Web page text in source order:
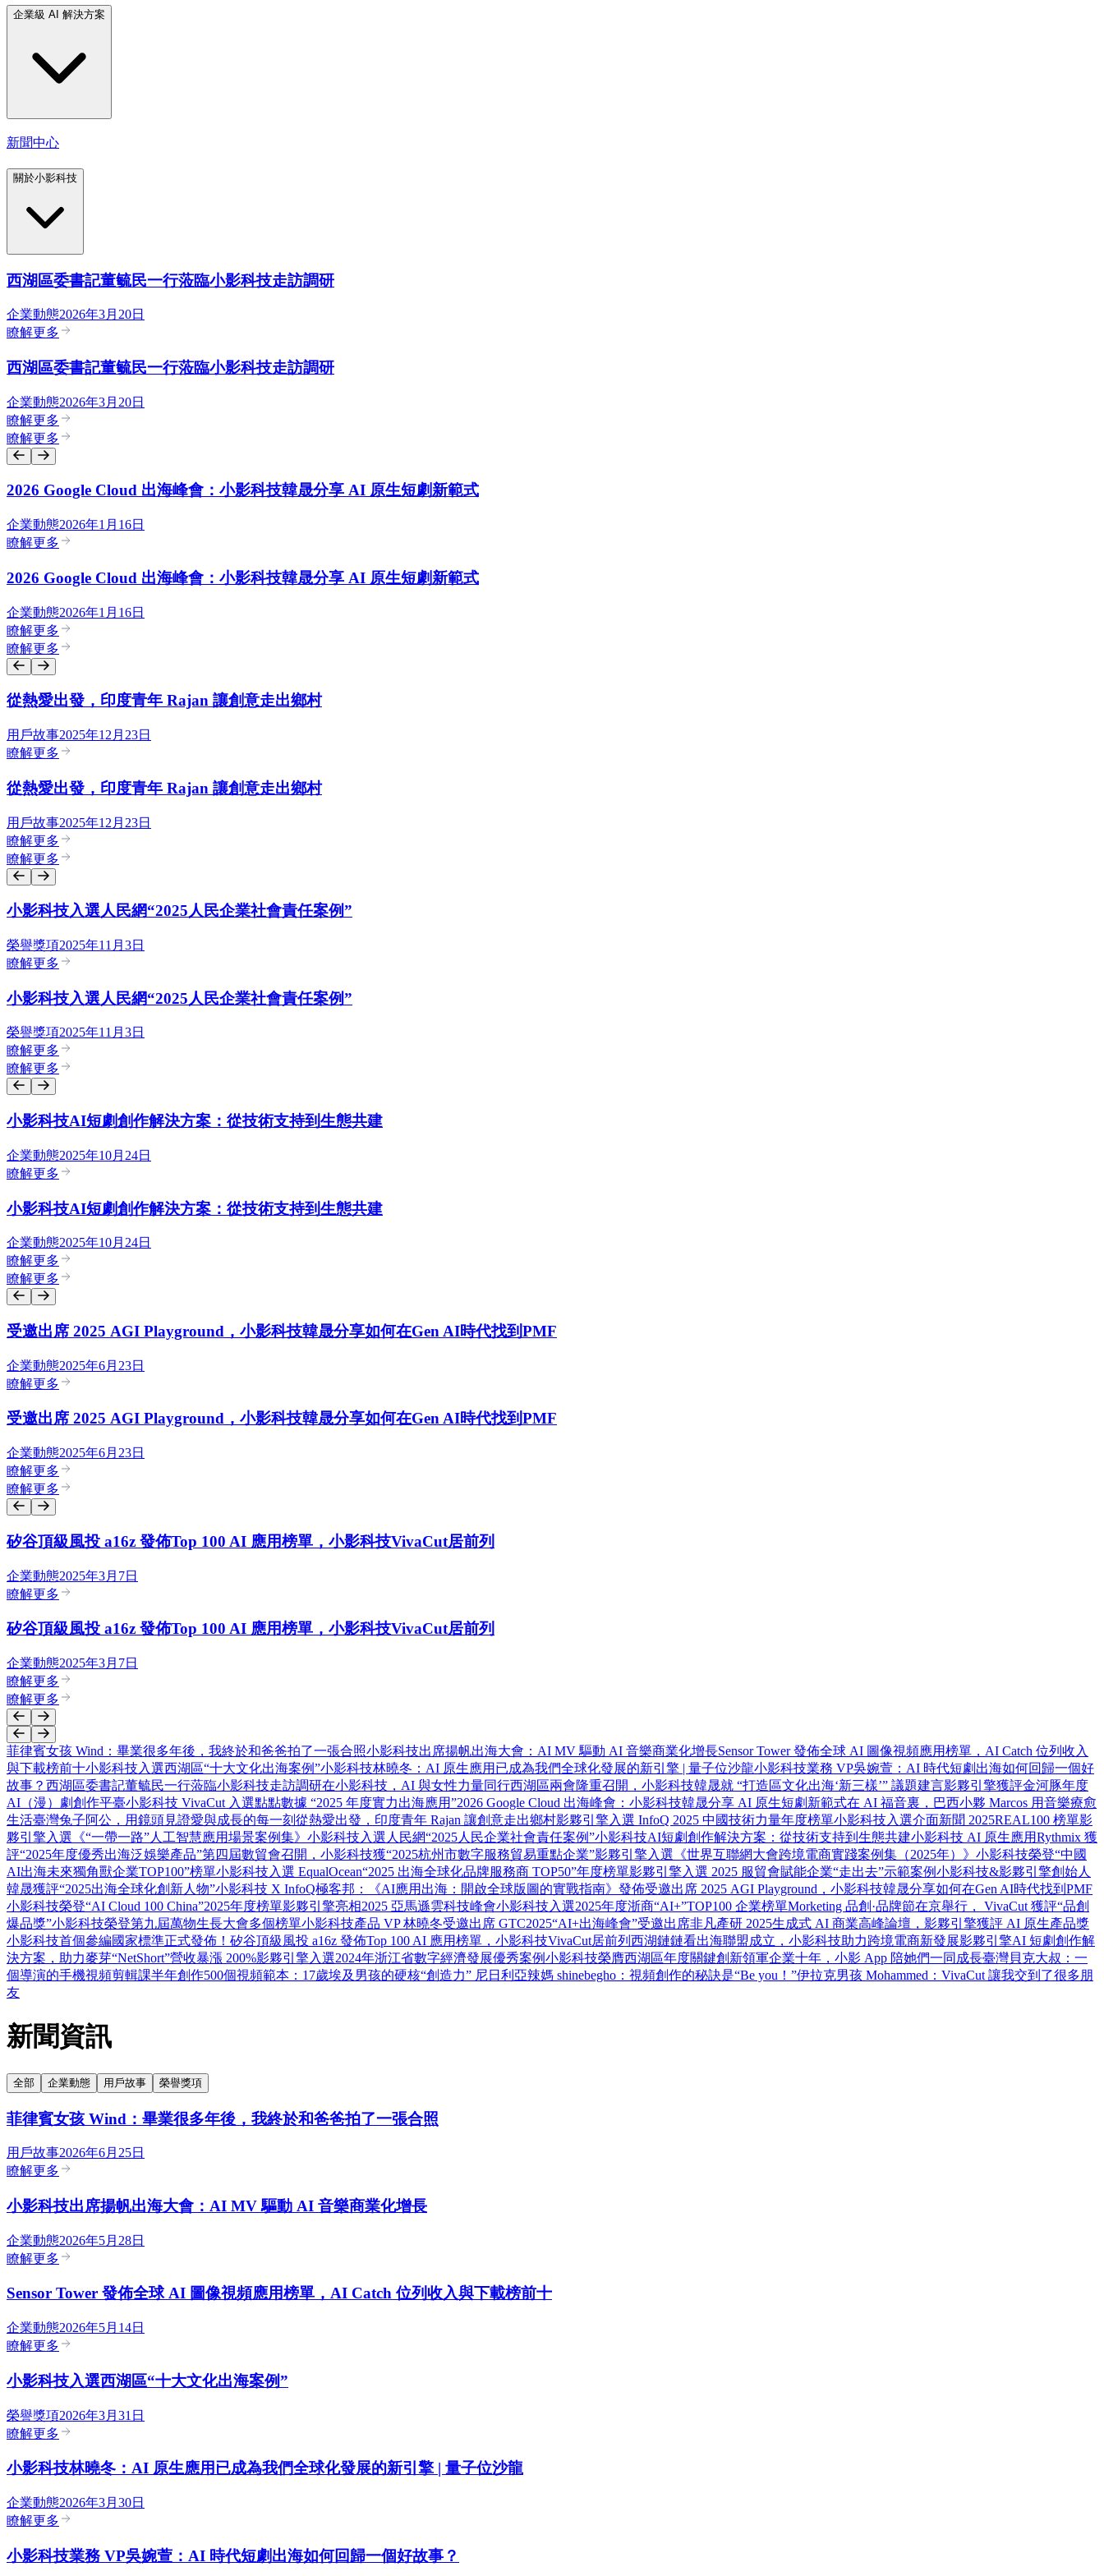
企業級 AI 解決方案
新聞中心
關於小影科技
西湖區委書記董毓民一行蒞臨小影科技走訪調研
企業動態2026年3月20日
瞭解更多
西湖區委書記董毓民一行蒞臨小影科技走訪調研
企業動態2026年3月20日
瞭解更多
瞭解更多
2026 Google Cloud 出海峰會：小影科技韓晟分享 AI 原生短劇新範式
企業動態2026年1月16日
瞭解更多
2026 Google Cloud 出海峰會：小影科技韓晟分享 AI 原生短劇新範式
企業動態2026年1月16日
瞭解更多
瞭解更多
從熱愛出發，印度青年 Rajan 讓創意走出鄉村
用戶故事2025年12月23日
瞭解更多
從熱愛出發，印度青年 Rajan 讓創意走出鄉村
用戶故事2025年12月23日
瞭解更多
瞭解更多
小影科技入選人民網“2025人民企業社會責任案例”
榮譽獎項2025年11月3日
瞭解更多
小影科技入選人民網“2025人民企業社會責任案例”
榮譽獎項2025年11月3日
瞭解更多
瞭解更多
小影科技AI短劇創作解決方案：從技術支持到生態共建
企業動態2025年10月24日
瞭解更多
小影科技AI短劇創作解決方案：從技術支持到生態共建
企業動態2025年10月24日
瞭解更多
瞭解更多
受邀出席 2025 AGI Playground，小影科技韓晟分享如何在Gen AI時代找到PMF
企業動態2025年6月23日
瞭解更多
受邀出席 2025 AGI Playground，小影科技韓晟分享如何在Gen AI時代找到PMF
企業動態2025年6月23日
瞭解更多
瞭解更多
矽谷頂級風投 a16z 發佈Top 100 AI 應用榜單，小影科技VivaCut居前列
企業動態2025年3月7日
瞭解更多
矽谷頂級風投 a16z 發佈Top 100 AI 應用榜單，小影科技VivaCut居前列
企業動態2025年3月7日
瞭解更多
瞭解更多
菲律賓女孩 Wind：畢業很多年後，我終於和爸爸拍了一張合照小影科技出席揚帆出海大會：AI MV 驅動 AI 音樂商業化增長Sensor Tower 發佈全球 AI 圖像視頻應用榜單，AI Catch 位列收入
與下載榜前十小影科技入選西湖區“十大文化出海案例”小影科技林曉冬：AI 原生應用已成為我們全球化發展的新引擎 | 量子位沙龍小影科技業務 VP吳婉萱：AI 時代短劇出海如何回歸一個好
故事？ 西湖區委書記董毓民一行蒞臨小影科技走訪調研在小影科技，AI 與女性力量同行西湖區兩會隆重召開，小影科技韓晟就 “打造區文化出海‘新三樣’” 議題建言影夥引擎獲評金河豚年度
AI（漫）劇創作平臺小影科技 VivaCut 入選點點數據 “2025 年度實力出海應用”2026 Google Cloud 出海峰會：小影科技韓晟分享 AI 原生短劇新範式在 AI 福音裏，巴西小夥 Marcos 用音樂療愈
生活臺灣兔子阿公，用鏡頭見證愛與成長的每一刻 從熱愛出發，印度青年 Rajan 讓創意走出鄉村影夥引擎入選 InfoQ 2025 中國技術力量年度榜單小影科技入選介面新聞 2025REAL100 榜單影
夥引擎入選《“一帶一路”人工智慧應用場景案例集》 小影科技入選人民網“2025人民企業社會責任案例”小影科技AI短劇創作解決方案：從技術支持到生態共建小影科技 AI 原生應用Rythmix 獲
評“2025年度優秀出海泛娛樂產品”第四屆數貿會召開，小影科技獲“2025杭州市數字服務貿易重點企業”影夥引擎入選《世界互聯網大會跨境電商實踐案例集（2025年）》 小影科技榮登“中國
AI出海未來獨角獸企業TOP100”榜單小影科技入選 EqualOcean“2025 出海全球化品牌服務商 TOP50”年度榜單影夥引擎入選 2025 服貿會賦能企業“走出去”示範案例小影科技&影夥引擎創始人
韓晟獲評“2025出海全球化創新人物”小影科技 X InfoQ極客邦：《AI應用出海：開啟全球版圖的實戰指南》發佈受邀出席 2025 AGI Playground，小影科技韓晟分享如何在Gen AI時代找到PMF
小影科技榮登“AI Cloud 100 China”2025年度榜單影夥引擎亮相2025 亞馬遜雲科技峰會小影科技入選2025年度浙商“AI+”TOP100 企業榜單Morketing 品創·品牌節在京舉行， VivaCut 獲評“品創
爆品獎”小影科技榮登第九屆萬物生長大會多個榜單小影科技產品 VP 林曉冬受邀出席 GTC2025“AI+出海峰會”受邀出席非凡產研 2025生成式 AI 商業高峰論壇，影夥引擎獲評 AI 原生產品獎
小影科技首個參編國家標準正式發佈！ 矽谷頂級風投 a16z 發佈Top 100 AI 應用榜單，小影科技VivaCut居前列 西湖鏈鏈看出海聯盟成立，小影科技助力跨境電商新發展影夥引擎AI 短劇創作解
決方案，助力麥芽“NetShort”營收暴漲 200%影夥引擎入選2024年浙江省數字經濟發展優秀案例小影科技榮膺西湖區年度關鍵創新領軍企業十年，小影 App 陪她們一同成長臺灣貝克大叔：一
個導演的手機視頻剪輯課半年創作500個視頻範本：17歲埃及男孩的硬核“創造力” 尼日利亞辣媽 shinebegho：視頻創作的秘訣是“Be you！”伊拉克男孩 Mohammed：VivaCut 讓我交到了很多朋
友
新聞資訊
全部 企業動態 用戶故事 榮譽獎項
菲律賓女孩 Wind：畢業很多年後，我終於和爸爸拍了一張合照
用戶故事2026年6月25日
瞭解更多
小影科技出席揚帆出海大會：AI MV 驅動 AI 音樂商業化增長
企業動態2026年5月28日
瞭解更多
Sensor Tower 發佈全球 AI 圖像視頻應用榜單，AI Catch 位列收入與下載榜前十
企業動態2026年5月14日
瞭解更多
小影科技入選西湖區“十大文化出海案例”
榮譽獎項2026年3月31日
瞭解更多
小影科技林曉冬：AI 原生應用已成為我們全球化發展的新引擎 | 量子位沙龍
企業動態2026年3月30日
瞭解更多
小影科技業務 VP吳婉萱：AI 時代短劇出海如何回歸一個好故事？